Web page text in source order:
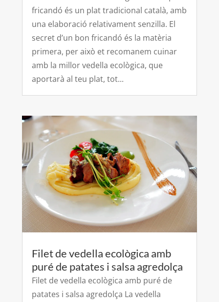
fricandó és un plat tradicional català, amb
una elaboració relativament senzilla. El
secret d’un bon fricandó és la matèria
primera, per això et recomanem cuinar
amb la millor vedella ecològica, que
aportarà al teu plat, tot...
Filet de vedella ecològica amb
puré de patates i salsa agredolça
Filet de vedella ecològica amb puré de
patates i salsa agredolça La vedella